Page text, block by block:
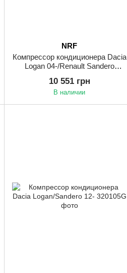
NRF
Компрессор кондиционера Dacia
Logan 04-/Renault Sandero
10-18
10 551 грн
В наличии